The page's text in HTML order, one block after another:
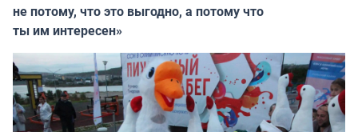
не потому, что это выгодно, а потому что
ты им интересен»